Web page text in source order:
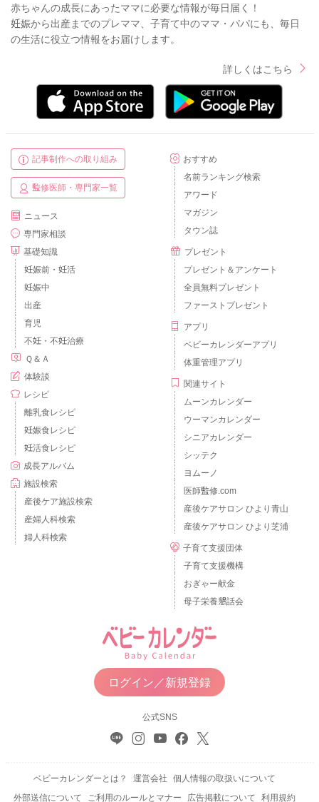
赤ちゃんの成長にあったママに必要な情報が毎日届く！
妊娠から出産までのプレママ、子育て中のママ・パパにも、毎日
の生活に役立つ情報をお届けします。
詳しくはこちら
記事制作への取り組み
監修医師・専門家一覧
ニュース
専門家相談
基礎知識
妊娠前・妊活
妊娠中
出産
育児
不妊・不妊治療
Ｑ＆Ａ
体験談
レシピ
離乳食レシピ
妊娠食レシピ
妊活食レシピ
成長アルバム
施設検索
産後ケア施設検索
産婦人科検索
婦人科検索
おすすめ
名前ランキング検索
アワード
マガジン
タウン誌
プレゼント
プレゼント＆アンケート
全員無料プレゼント
ファーストプレゼント
アプリ
ベビーカレンダーアプリ
体重管理アプリ
関連サイト
ムーンカレンダー
ウーマンカレンダー
シニアカレンダー
シッテク
ヨムーノ
医師監修.com
産後ケアサロン ひより青山
産後ケアサロン ひより芝浦
子育て支援団体
子育て支援機構
おぎゃー献金
母子栄養懇話会
ログイン／新規登録
公式SNS
ベビーカレンダーとは？ 運営会社
個人情報の取扱いについて
外部送信について
ご利用のルールとマナー 広告掲載について 利用規約